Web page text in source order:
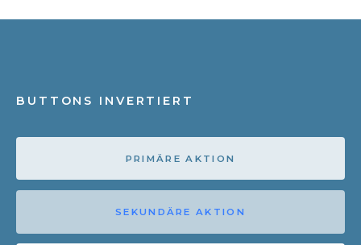
BUTTONS INVERTIERT
PRIMÄRE AKTION
SEKUNDÄRE AKTION